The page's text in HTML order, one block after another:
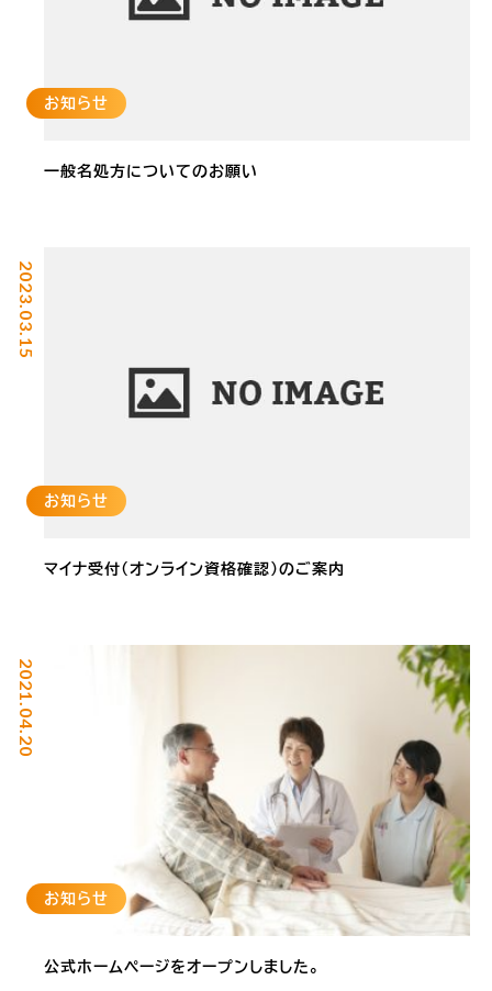
お知らせ
一般名処方についてのお願い
2023.03.15
お知らせ
マイナ受付(オンライン資格確認)のご案内
2021.04.20
お知らせ
公式ホームページをオープンしました。